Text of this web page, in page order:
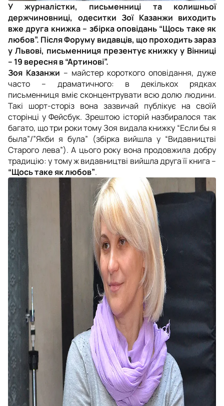
У журналістки, письменниці та колишньої
держчиновниці, одеситки Зої Казанжи виходить
вже друга книжка – збірка оповідань “Щось таке як
любов”. Після Форуму видавців, що проходить зараз
у Львові, письменниця презентує книжку у Вінниці
– 19 вересня в “Артинові”.
Зоя Казанжи – майстер короткого оповідання, дуже
часто – драматичного: в декількох рядках
письменниця вміє сконцентрувати всю долю людини.
Такі шорт-сторіз вона зазвичай публікує на своїй
сторінці у Фейсбук. Зрештою історій назбиралося так
багато, що три роки тому Зоя видала книжку “Если бы я
была”/”Якби я була” (збірка вийшла у “Видавництві
Старого лева”). А цього року вона продовжила добру
традицію: у тому ж видавництві вийшла друга її книга –
“Щось таке як любов”.